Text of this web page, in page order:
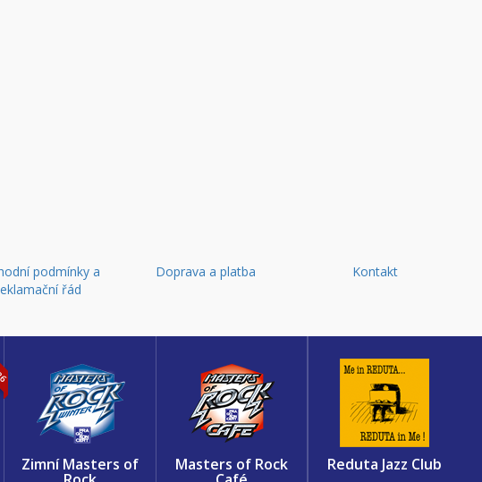
podmínky a
řád
Doprava a platba Kontakt
Zimní Masters of Masters of Rock Reduta Jazz Club